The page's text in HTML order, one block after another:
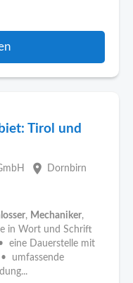
Tirol und
place Dornbirn
, Mechaniker,
in Wort und Schrift
eine Dauerstelle mit
umfassende